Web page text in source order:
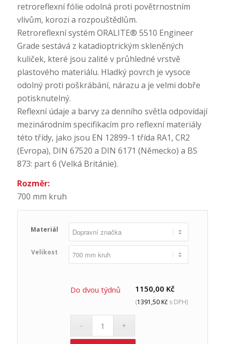
retroreflexní fólie odolná proti povětrnostním
vlivům, korozi a rozpouštědlům.
Retroreflexní systém ORALITE® 5510 Engineer
Grade sestává z katadioptrickým skleněných
kuliček, které jsou zalité v průhledné vrstvě
plastového materiálu. Hladký povrch je vysoce
odolný proti poškrábání, nárazu a je velmi dobře
potisknutelný.
Reflexní údaje a barvy za denního světla odpovídají
mezinárodním specifikacím pro reflexní materiály
této třídy, jako jsou EN 12899-1 třída RA1, CR2
(Evropa), DIN 67520 a DIN 6171 (Německo) a BS
873: part 6 (Velká Británie).
Rozměr:
700 mm kruh
Materiál
Velikost
1150,00 Kč
(1391,50Kč s DPH)
Do dvou týdnů